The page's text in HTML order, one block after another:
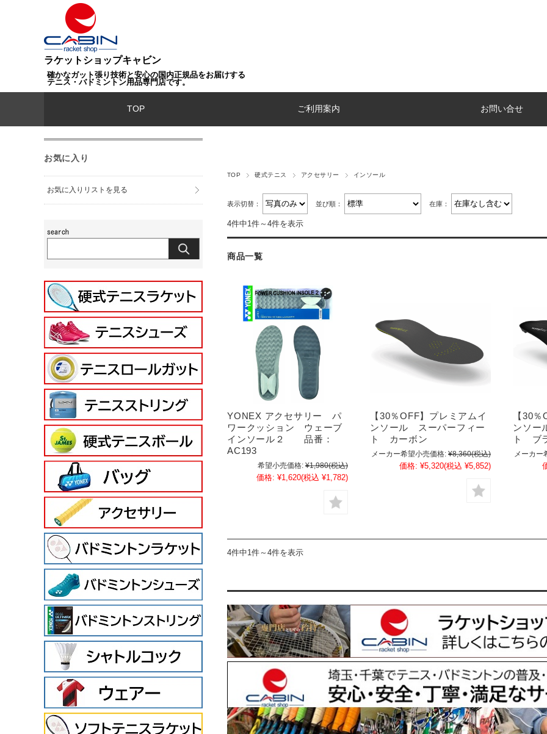
ラケットショップキャビン
確かなガット張り技術と安心の国内正規品をお届けする
テニス・バドミントン用品専門店です。
TOP ご利用案内 お問い合せ
TOP 硬式テニス アクセサリー インソール
表示切替： 並び順： 在庫：
4件中1件～4件を表示
商品一覧
YONEX アクセサリー パ
ワークッション ウェーブ
インソール２ 品番：
AC193
希望小売価格: ¥1,980(税込)
価格: ¥1,620(税込 ¥1,782)
【30％OFF】プレミアムイ
ンソール スーパーフィー
ト カーボン
メーカー希望小売価格: ¥8,360(税込)
価格: ¥5,320(税込 ¥5,852)
【30
ンソー
ト ブ
メーカー
4件中1件～4件を表示
お気に入り
お気に入りリストを見る